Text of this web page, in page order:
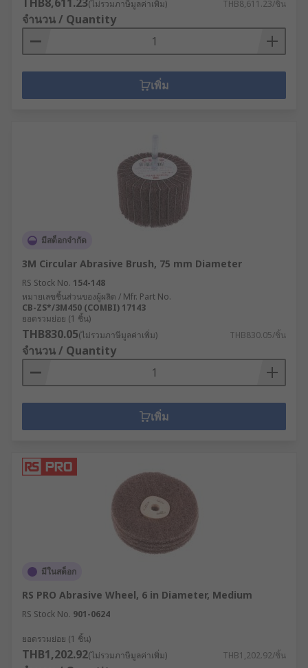
(ไม่รวมภาษีมูลค่าเพิ่ม) THB8,611.23/ชิ้น
จำนวน / Quantity
เพิ่ม
มีสต็อกจำกัด
3M Circular Abrasive Brush, 75 mm Diameter
RS Stock No. 154-148
หมายเลขชิ้นส่วนของผู้ผลิต / Mfr. Part No.
CB-ZS*/3M450 (COMBI) 17143
ยอดรวมย่อย (1 ชิ้น)
THB830.05(ไม่รวมภาษีมูลค่าเพิ่ม) THB830.05/ชิ้น
จำนวน / Quantity
เพิ่ม
มีในสต็อก
RS PRO Abrasive Wheel, 6 in Diameter, Medium
RS Stock No. 901-0624
ยอดรวมย่อย (1 ชิ้น)
THB1,202.92(ไม่รวมภาษีมูลค่าเพิ่ม) THB1,202.92/ชิ้น